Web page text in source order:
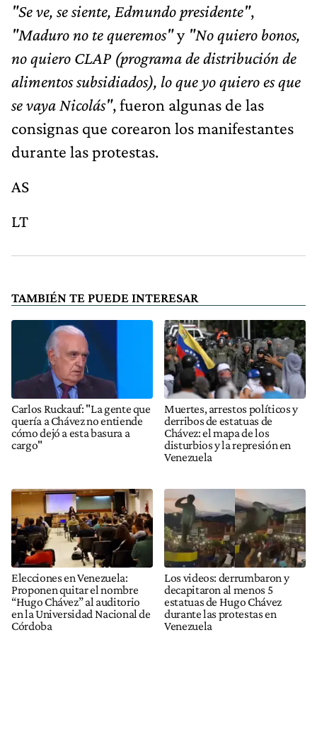
"Se ve, se siente, Edmundo presidente",
"Maduro no te queremos"y "No quiero bonos,
no quiero CLAP (programa de distribución de
alimentos subsidiados), lo que yo quiero es que
se vaya Nicolás", fueron algunas de las
consignas que corearon los manifestantes
durante las protestas.
AS
LT
TAMBIÉN TE PUEDE INTERESAR
Carlos Ruckauf: "La gente que
quería a Chávez no entiende
cómo dejó a esta basura a
cargo"
Muertes, arrestos políticos y
derribos de estatuas de
Chávez: el mapa de los
disturbios y la represión en
Venezuela
Elecciones en Venezuela:
Proponen quitar el nombre
“Hugo Chávez” al auditorio
en la Universidad Nacional de
Córdoba
Los videos: derrumbaron y
decapitaron al menos 5
estatuas de Hugo Chávez
durante las protestas en
Venezuela